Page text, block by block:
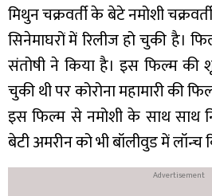
मिथुन चक्रवर्ती के बेटे नमोशी
सिनेमाघरों में रिलीज हो चुकी है।
संतोषी ने किया है। इस फिल्म की
चुकी थी पर कोरोना महामारी की
इस फिल्म से नमोशी के साथ साथ
बेटी अमरीन को भी बॉलीवुड में लॉन्च